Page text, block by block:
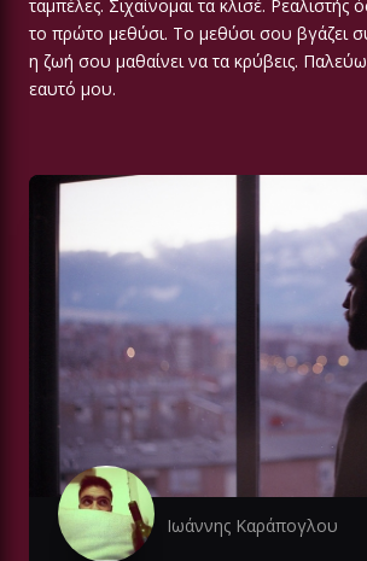
ταμπέλες. Σιχαίνομαι τα κλισέ. Ρεαλιστής
το πρώτο μεθύσι. Το μεθύσι σου βγάζει
η ζωή σου μαθαίνει να τα κρύβεις.
εαυτό μου.
Ιωάννης Καράπογλου